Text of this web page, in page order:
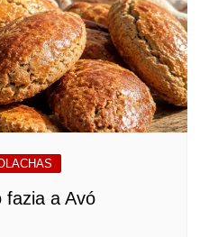
fazia a Avó